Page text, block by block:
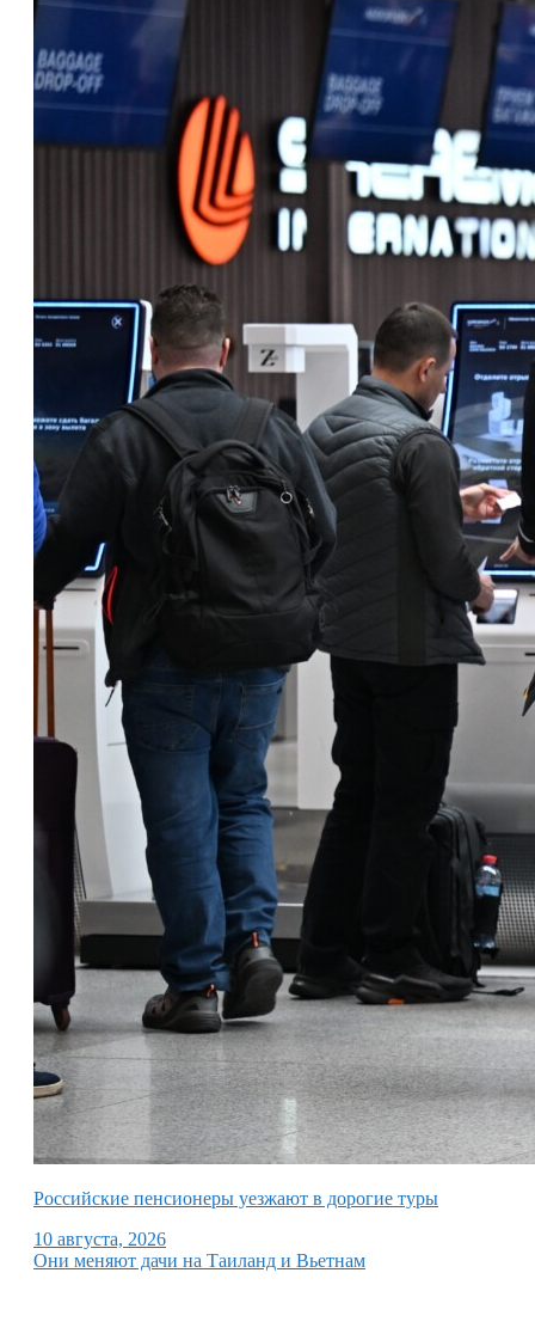
Российские пенсионеры уезжают в дорогие туры
10 августа, 2026
Они меняют дачи на Таиланд и Вьетнам